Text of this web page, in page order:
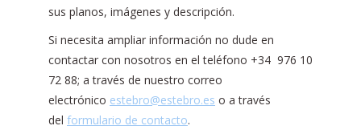
sus planos, imágenes y descripción.
Si necesita ampliar información no dude en
contactar con nosotros en el teléfono +34 976 10
72 88; a través de nuestro correo
electrónico estebro@estebro.es o a través
del formulario de contacto.